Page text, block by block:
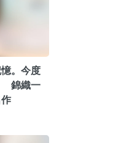
。今度
錦織一